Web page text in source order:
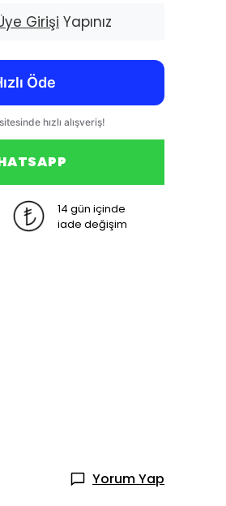
Girişi Yapınız
14 gün içinde
iade değişim
Yorum Yap